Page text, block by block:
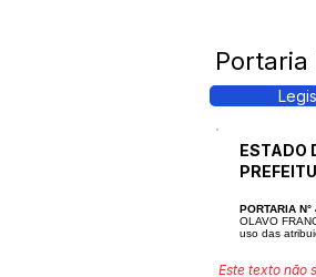
Portaria
ESTADO
PORTARIA
OLAVO
uso das
Este texto não